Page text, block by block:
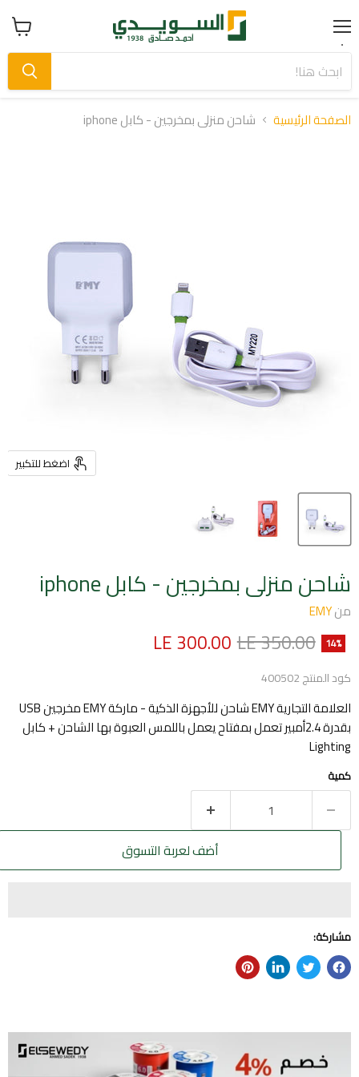
Menu عرض
سلة
الصفحة الرئيسية شاحن منزلى بمخرجين - كابل iphone
اضغط للتكبير
شاحن منزلى بمخرجين - كابل iphone
منEMY
14% السعر الأصلي
LE 350.00السعر الحالي
LE 300.00
كود المنتج400502
العلامة التجارية EMY شاحن للأجهزة الذكية - ماركة EMY مخرجين USB
بقدرة 2.4أمبير تعمل بمفتاح يعمل باللمس العبوة بها الشاحن + كابل
Lighting
كمية
أضف لعربة التسوق
مشاركة: